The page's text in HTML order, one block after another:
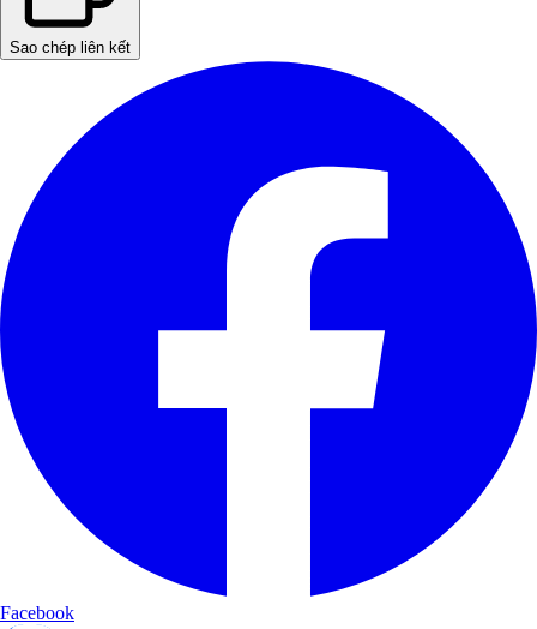
Sao chép liên kết
Facebook